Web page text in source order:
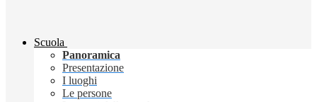
Scuola
Panoramica
Presentazione
I luoghi
Le persone